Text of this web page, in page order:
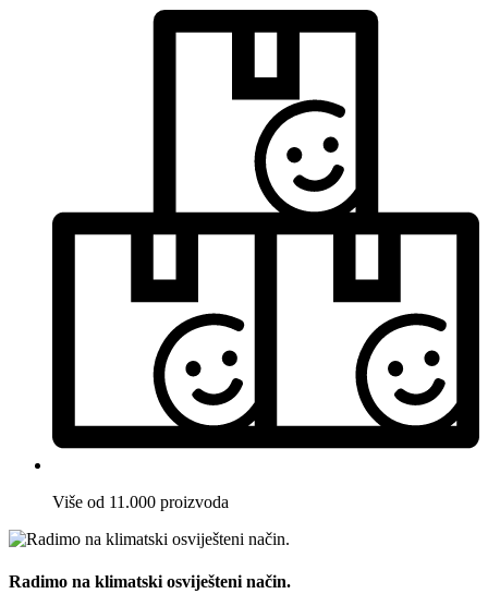
Više od 11.000 proizvoda
Radimo na klimatski osviješteni način.